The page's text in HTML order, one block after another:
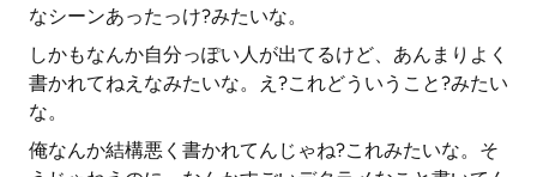
なシーンあったっけ?みたいな。
しかもなんか自分っぽい人が出てるけど、あんまりよく
書かれてねえなみたいな。え?これどういうこと?みたい
な。
俺なんか結構悪く書かれてんじゃね?これみたいな。そ